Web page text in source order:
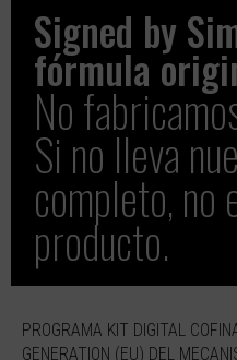
Signed by
fórmula
No
Si no lleva
completo, no
producto.
PROGRAMA KIT DIGITAL
GENERATION (EU) DEL